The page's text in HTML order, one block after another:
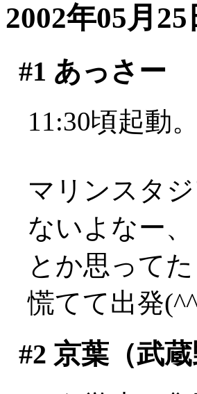
2002年05月25
#1 あっさー
11:30頃起動
マリンスタ
ないよなー、
とか思って
慌てて出発
#2 京葉（武